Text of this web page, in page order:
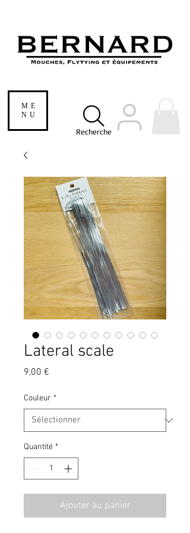
ME
NU
Recherche
Lateral scale
9,00 €
Couleur *
Quantité *
Ajouter au panier